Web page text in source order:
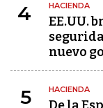
4 HACIENDA
EE.UU.
nuevo
5 HACIENDA